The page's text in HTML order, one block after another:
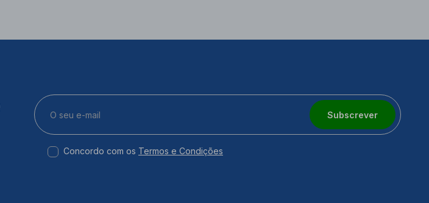
Subscrever
Concordo com os Termos e Condições